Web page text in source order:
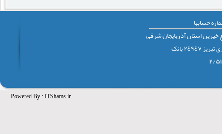
حسابها
استان آذربايجان شرقی
بانک
Powered By : ITShams.ir